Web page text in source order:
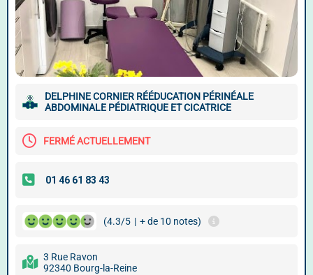
DELPHINE CORNIER RÉÉDUCATION PÉRINÉALE
ABDOMINALE PÉDIATRIQUE ET CICATRICE
FERMÉ ACTUELLEMENT
(4.3/5 | + de 10 notes)
3 Rue Ravon
92340 Bourg-la-Reine